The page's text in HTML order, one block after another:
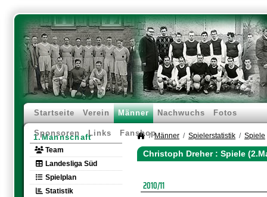
Startseite Verein Männer Nachwuchs Fotos
Sponsoren Links Fanshop
1.Mannschaft
Team
Landesliga Süd
Spielplan
Statistik
Männer Spielerstatistik Spiele
Christoph Dreher : Spiele
2010/11